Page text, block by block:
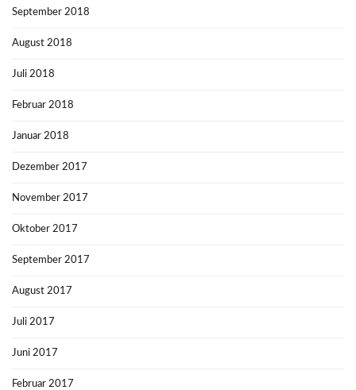
September 2018
August 2018
Juli 2018
Februar 2018
Januar 2018
Dezember 2017
November 2017
Oktober 2017
September 2017
August 2017
Juli 2017
Juni 2017
Februar 2017